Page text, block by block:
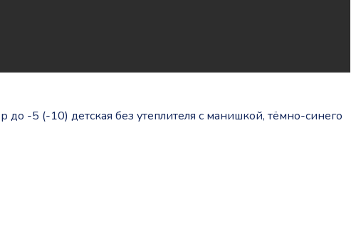
до -5 (-10) детская без утеплителя с манишкой, тёмно-синего